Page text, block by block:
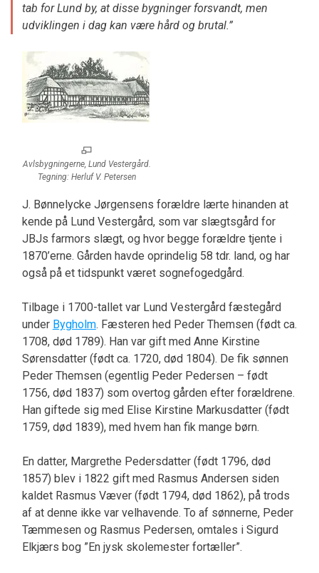
tab for Lund by, at disse bygninger forsvandt, men
udviklingen i dag kan være hård og brutal.”
Avlsbygningerne, Lund Vestergård.
Tegning: Herluf V. Petersen
J. Bønnelycke Jørgensens forældre lærte hinanden at
kende på Lund Vestergård, som var slægtsgård for
JBJs farmors slægt, og hvor begge forældre tjente i
1870’erne. Gården havde oprindelig 58 tdr. land, og har
også på et tidspunkt været sognefogedgård.
Tilbage i 1700-tallet var Lund Vestergård fæstegård
under Bygholm. Fæsteren hed Peder Themsen (født ca.
1708, død 1789). Han var gift med Anne Kirstine
Sørensdatter (født ca. 1720, død 1804). De fik sønnen
Peder Themsen (egentlig Peder Pedersen – født
1756, død 1837) som overtog gården efter forældrene.
Han giftede sig med Elise Kirstine Markusdatter (født
1759, død 1839), med hvem han fik mange børn.
En datter, Margrethe Pedersdatter (født 1796, død
1857) blev i 1822 gift med Rasmus Andersen siden
kaldet Rasmus Væver (født 1794, død 1862), på trods
af at denne ikke var velhavende. To af sønnerne, Peder
Tæmmesen og Rasmus Pedersen, omtales i Sigurd
Elkjærs bog ”En jysk skolemester fortæller”.